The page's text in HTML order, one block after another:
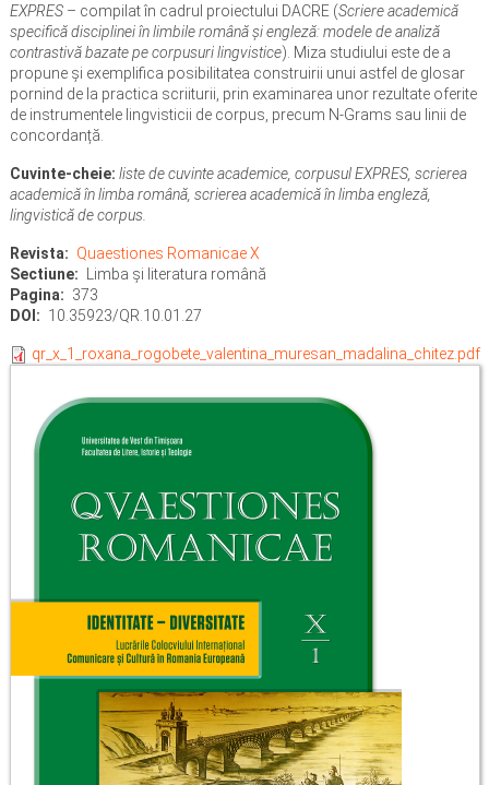
EXPRES– compilat în cadrul proiectului DACRE (Scriere academică
specifică disciplinei în limbile română și engleză: modele de analiză
contrastivă bazate pe corpusuri lingvistice). Miza studiului este de a
propune și exemplifica posibilitatea construirii unui astfel de glosar
pornind de la practica scriiturii, prin examinarea unor rezultate oferite
de instrumentele lingvisticii de corpus, precum N-Grams sau linii de
concordanță.
Cuvinte-cheie: liste de cuvinte academice, corpusul EXPRES, scrierea
academică în limba română, scrierea academică în limba engleză,
lingvistică de corpus.
Revista
Quaestiones Romanicae X
Sectiune
Limba şi literatura română
Pagina
373
DOI
10.35923/QR.10.01.27
qr_x_1_roxana_rogobete_valentina_muresan_madalina_chitez.pdf